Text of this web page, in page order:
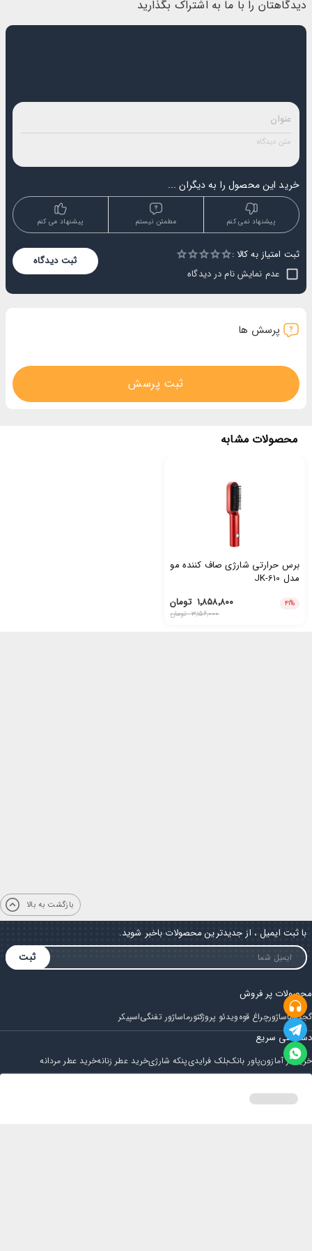
دیدگاهتان را با ما به اشتراک بگذارید
خرید این محصول را به دیگران ...
پیشنهاد می کنم مطمئن نیستم پیشنهاد نمی کنم
ثبت امتیاز به کالا :
1 Star
2 Stars
3 Stars
4 Stars
5 Stars
Empty
عدم نمایش نام در دیدگاه
ثبت دیدگاه
پرسش ها
ثبت پرسش
محصولات مشابه
برس حرارتی شارژی صاف کننده مو
مدل JK-610
۴۱% ۱٬۸۵۸٬۸۰۰ تومان
۳٬۱۵۶٬۰۰۰تومان
بازگشت به بالا
با ثبت ایمیل ، از جدیدترین محصولات باخبر شوید.
ثبت
محصولات پر فروش
گجتماساژورچراغ قوهویدئو پروژکتورماساژور تفنگیاسپیکر
دسترسی سریع
خرید از آمازونپاور بانکبلک فرایدیپنکه شارژیخرید عطر زنانهخرید عطر مردانه
مجله ایران باباحساب کاربری